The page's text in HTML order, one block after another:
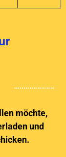
möchte,
und